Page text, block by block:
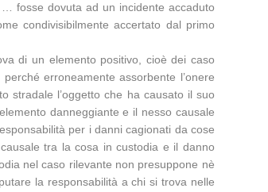
fosse dovuta ad un incidente accaduto
condivisibilmente accertato dal primo
di un elemento positivo, cioè dei caso
erroneamente assorbente l’onere
stradale l’oggetto che ha causato il suo
danneggiante e il nesso causale
per i danni cagionati da cose
tra la cosa in custodia e il danno
nel caso rilevante non presuppone nè
la responsabilità a chi si trova nelle